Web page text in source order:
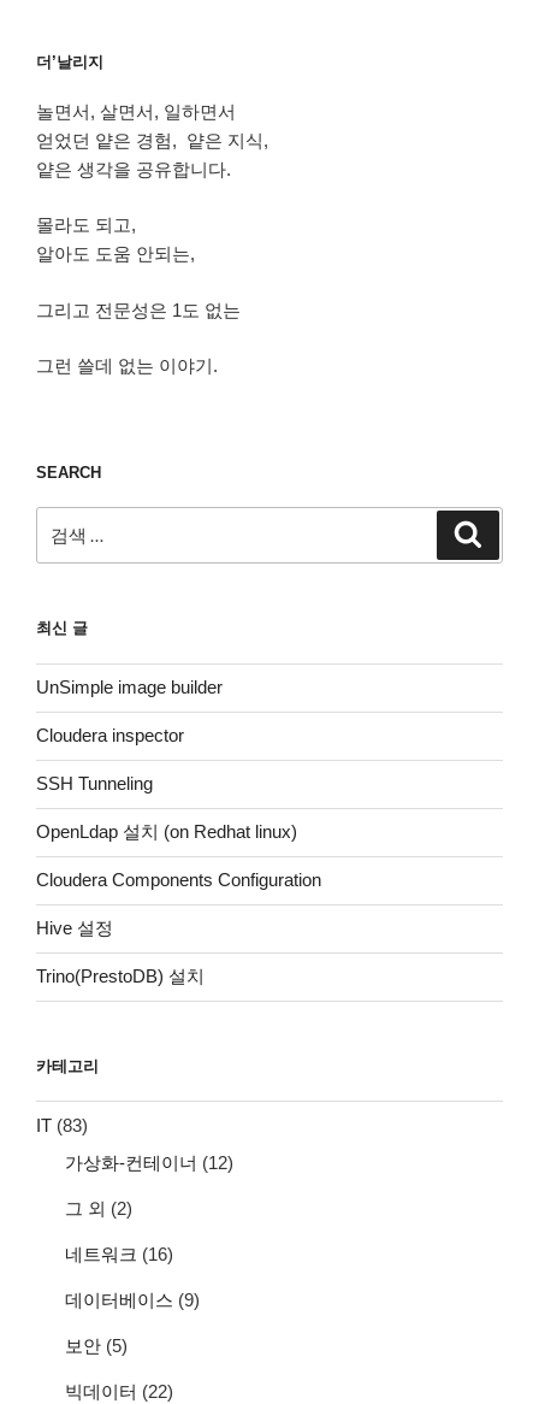
더’날리지
놀면서, 살면서, 일하면서
얻었던 얕은 경험, 얕은 지식,
얕은 생각을 공유합니다.
몰라도 되고,
알아도 도움 안되는,
그리고 전문성은 1도 없는
그런 쓸데 없는 이야기.
SEARCH
색:
최신 글
UnSimple image builder
Cloudera inspector
SSH Tunneling
OpenLdap 설치 (on Redhat linux)
Cloudera Components Configuration
Hive 설정
Trino(PrestoDB) 설치
카테고리
IT (83)
가상화-컨테이너 (12)
그 외 (2)
네트워크 (16)
데이터베이스 (9)
보안 (5)
빅데이터 (22)